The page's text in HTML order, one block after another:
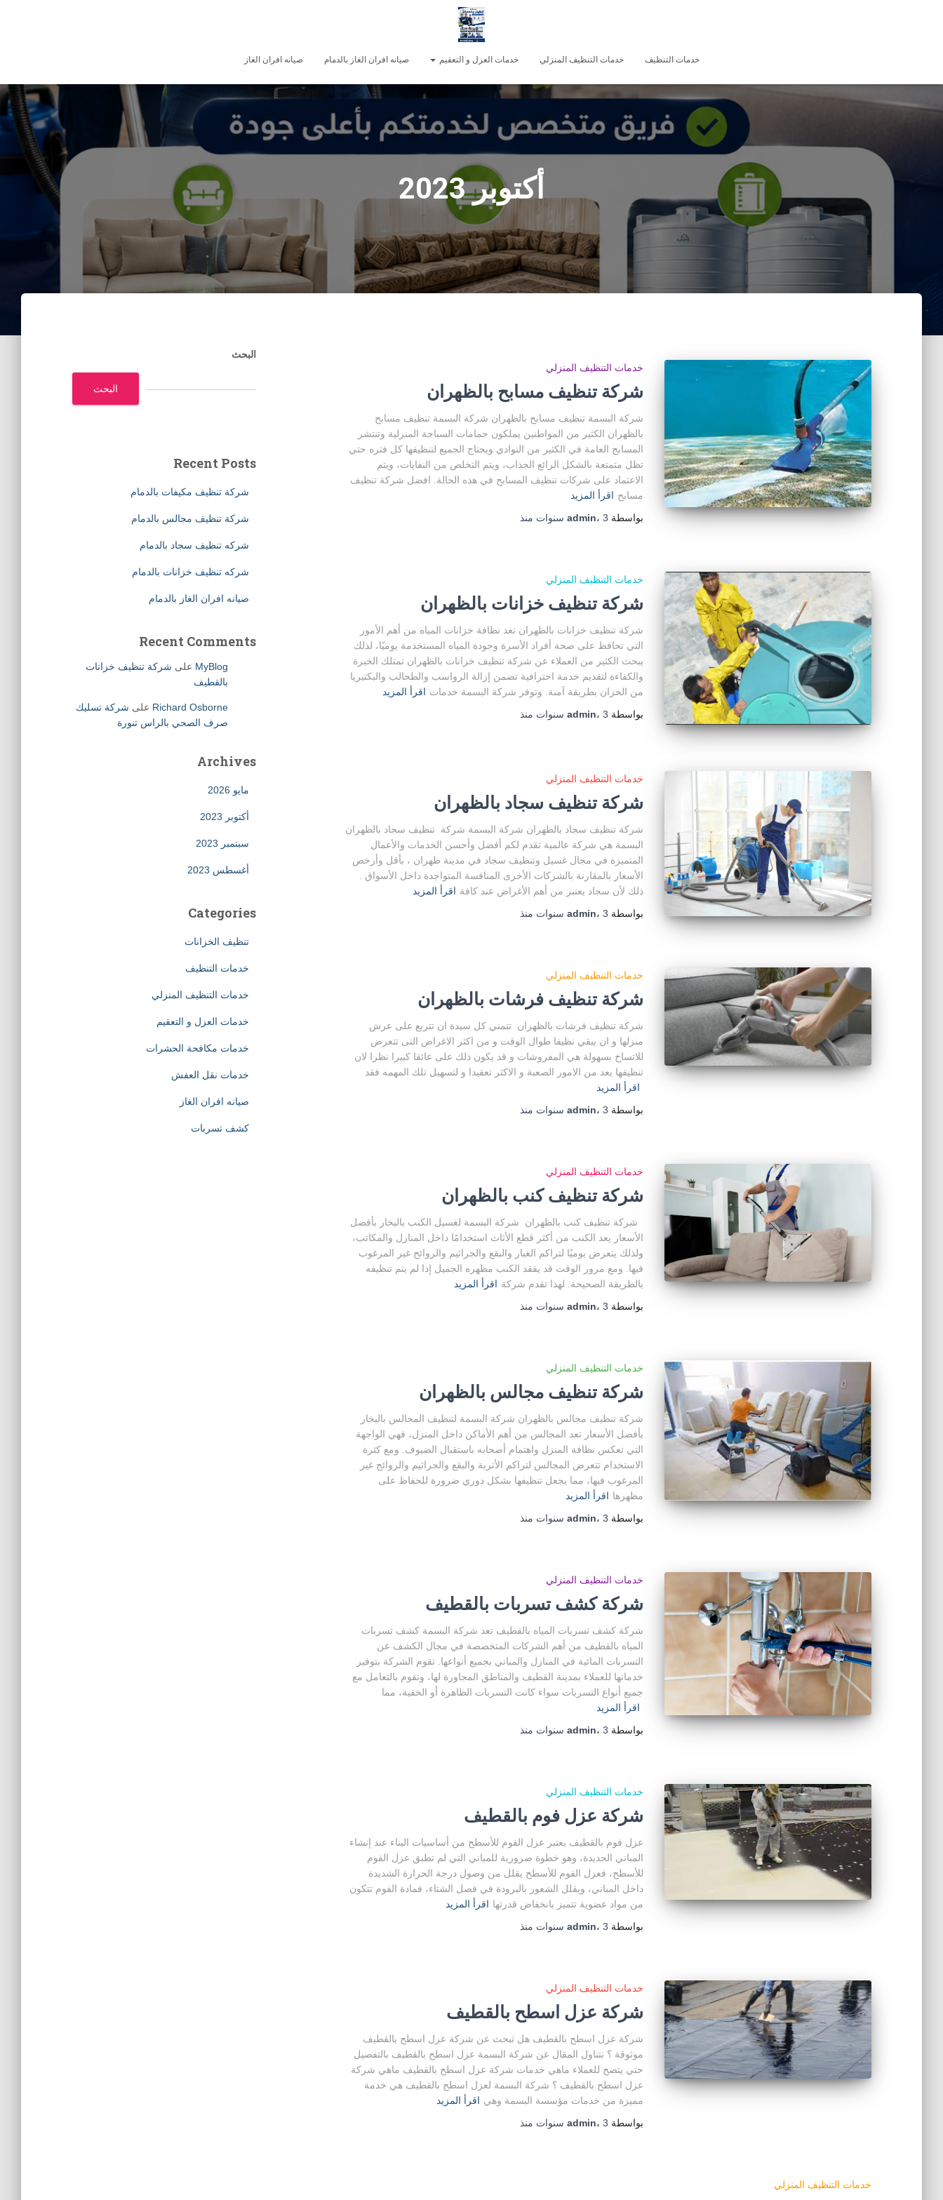
خدمات التنظيف خدمات التنظيف المنزلي خدمات العزل و التعقيم صيانه افران الغاز بالدمام صيانه افران الغاز
أكتوبر 2023
خدمات التنظيف المنزلي
شركة تنظيف مسابح بالظهران
شركة البسمة تنظيف مسابح بالظهران شركة البسمة تنظيف مسابح
بالظهران الكثير من المواطنين يملكون حمامات السباحة المنزلية وتنتشر
المسابح العامة في الكثير من النوادي ويحتاج الجميع لتنظيفها كل فتره حتي
تظل متمتعة بالشكل الرائع الجذاب، ويتم التخلص من النفايات، ويتم
الاعتماد على شركات تنظيف المسابح في هذه الحالة. افضل شركة تنظيف
مسابح اقرأ المزيد
بواسطة
admin، 3 سنوات منذ
خدمات التنظيف المنزلي
شركة تنظيف خزانات بالظهران
شركة تنظيف خزانات بالظهران تعد نظافة خزانات المياه من أهم الأمور
التي تحافظ على صحة أفراد الأسرة وجودة المياه المستخدمة يوميًا، لذلك
يبحث الكثير من العملاء عن شركة تنظيف خزانات بالظهران تمتلك الخبرة
والكفاءة لتقديم خدمة احترافية تضمن إزالة الرواسب والطحالب والبكتيريا
من الخزان بطريقة آمنة. وتوفر شركة البسمة خدمات اقرأ المزيد
بواسطة
admin، 3 سنوات منذ
خدمات التنظيف المنزلي
شركة تنظيف سجاد بالظهران
شركة تنظيف سجاد بالظهران شركة البسمة شركة تنظيف سجاد بالظهران
البسمة هي شركة عالمية تقدم لكم أفضل وأحسن الخدمات والأعمال
المتميزة في مجال غسيل وتنظيف سجاد في مدينة ظهران ، بأقل وأرخص
الأسعار بالمقارنة بالشركات الأخرى المنافسة المتواجدة داخل الأسواق .
ذلك لأن سجاد يعتبر من أهم الأغراض عند كافة اقرأ المزيد
بواسطة
admin، 3 سنوات منذ
خدمات التنظيف المنزلي
شركة تنظيف فرشات بالظهران
شركة تنظيف فرشات بالظهران تتمني كل سيدة ان تتربع على عرش
منزلها و ان يبقي نظيفا طوال الوقت و من اكثر الاغراض التى تتعرض
للاتساخ بسهولة هي المفروشات و قد يكون ذلك على عائقا كبيرا نظرا لان
تنظيفها يعد من الامور الصعبة و الاكثر تعقيدا و لتسهيل تلك المهمه فقد
اقرأ المزيد
بواسطة
admin، 3 سنوات منذ
خدمات التنظيف المنزلي
شركة تنظيف كنب بالظهران
شركة تنظيف كنب بالظهران شركة البسمة لغسيل الكنب بالبخار بأفضل
الأسعار يعد الكنب من أكثر قطع الأثاث استخدامًا داخل المنازل والمكاتب،
ولذلك يتعرض يوميًا لتراكم الغبار والبقع والجراثيم والروائح غير المرغوب
فيها. ومع مرور الوقت قد يفقد الكنب مظهره الجميل إذا لم يتم تنظيفه
بالطريقة الصحيحة. لهذا تقدم شركة اقرأ المزيد
بواسطة
admin، 3 سنوات منذ
خدمات التنظيف المنزلي
شركة تنظيف مجالس بالظهران
شركة تنظيف مجالس بالظهران شركة البسمة لتنظيف المجالس بالبخار
بأفضل الأسعار تعد المجالس من أهم الأماكن داخل المنزل، فهي الواجهة
التي تعكس نظافة المنزل واهتمام أصحابه باستقبال الضيوف. ومع كثرة
الاستخدام تتعرض المجالس لتراكم الأتربة والبقع والجراثيم والروائح غير
المرغوب فيها، مما يجعل تنظيفها بشكل دوري ضرورة للحفاظ على
مظهرها اقرأ المزيد
بواسطة
admin، 3 سنوات منذ
خدمات التنظيف المنزلي
شركة كشف تسربات بالقطيف
شركة كشف تسربات المياه بالقطيف تعد شركة البسمة كشف تسربات
المياه بالقطيف من أهم الشركات المتخصصة في مجال الكشف عن
التسربات المائية في المنازل والمباني بجميع أنواعها. تقوم الشركة بتوفير
خدماتها للعملاء بمدينة القطيف والمناطق المجاورة لها، وتقوم بالتعامل مع
جميع أنواع التسربات سواء كانت التسربات الظاهرة أو الخفية، مما
اقرأ المزيد
بواسطة
admin، 3 سنوات منذ
خدمات التنظيف المنزلي
شركة عزل فوم بالقطيف
عزل فوم بالقطيف يعتبر عزل الفوم للأسطح من أساسيات البناء عند إنشاء
المباني الجديدة، وهو خطوة ضرورية للمباني التي لم تطبق عزل الفوم
للأسطح، فعزل الفوم للأسطح يقلل من وصول درجة الحرارة الشديدة
داخل المباني، ويقلل الشعور بالبرودة في فصل الشتاء، فمادة الفوم تتكون
من مواد عضوية تتميز بانخفاض قدرتها اقرأ المزيد
بواسطة
admin، 3 سنوات منذ
خدمات التنظيف المنزلي
شركة عزل اسطح بالقطيف
شركة عزل اسطح بالقطيف هل تبحث عن شركة عزل اسطح بالقطيف
موثوقة ؟ نتناول المقال عن شركة البسمة عزل اسطح بالقطيف بالتفصيل
حتي يتضح للعملاء ماهي خدمات شركة عزل اسطح بالقطيف ماهي شركة
عزل اسطح بالقطيف ؟ شركة البسمة لعزل اسطح بالقطيف هي خدمة
مميزة من خدمات مؤسسة البسمة وهي اقرأ المزيد
بواسطة
admin، 3 سنوات منذ
خدمات التنظيف المنزلي
البحث
البحث
Recent Posts
شركة تنظيف مكيفات بالدمام
شركة تنظيف مجالس بالدمام
شركه تنظيف سجاد بالدمام
شركه تنظيف خزانات بالدمام
صيانه افران الغاز بالدمام
Recent Comments
MyBlog على شركة تنظيف خزانات
بالقطيف
Richard Osborne على شركة تسليك
صرف الصحي بالراس تنورة
Archives
مايو 2026
أكتوبر 2023
سبتمبر 2023
أغسطس 2023
Categories
تنظيف الخزانات
خدمات التنظيف
خدمات التنظيف المنزلي
خدمات العزل و التعقيم
خدمات مكافحة الحشرات
خدمات نقل العفش
صيانه افران الغاز
كشف تسربات